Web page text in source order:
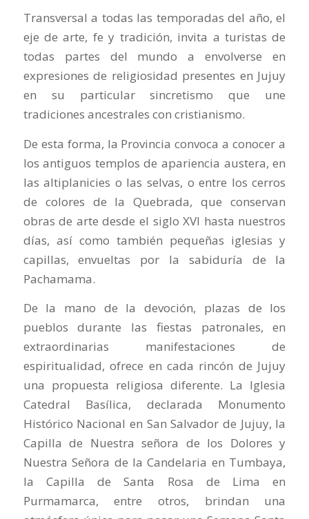
Transversal a todas las temporadas del año, el
eje de arte, fe y tradición, invita a turistas de
todas partes del mundo a envolverse en
expresiones de religiosidad presentes en Jujuy
en su particular sincretismo que une
tradiciones ancestrales con cristianismo.
De esta forma, la Provincia convoca a conocer a
los antiguos templos de apariencia austera, en
las altiplanicies o las selvas, o entre los cerros
de colores de la Quebrada, que conservan
obras de arte desde el siglo XVI hasta nuestros
días, así como también pequeñas iglesias y
capillas, envueltas por la sabiduría de la
Pachamama.
De la mano de la devoción, plazas de los
pueblos durante las fiestas patronales, en
extraordinarias manifestaciones de
espiritualidad, ofrece en cada rincón de Jujuy
una propuesta religiosa diferente. La Iglesia
Catedral Basílica, declarada Monumento
Histórico Nacional en San Salvador de Jujuy, la
Capilla de Nuestra señora de los Dolores y
Nuestra Señora de la Candelaria en Tumbaya,
la Capilla de Santa Rosa de Lima en
Purmamarca, entre otros, brindan una